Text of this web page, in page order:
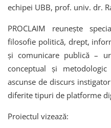
echipei UBB, prof. univ. dr.
PROCLAIM reunește
filosofie politică, drept,
și comunicare publică –
conceptual și
ascunse de discurs
diferite tipuri de platforme
Proiectul vizează: